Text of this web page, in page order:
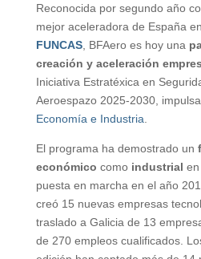
Reconocida por segundo año
mejor aceleradora de España
FUNCAS, BFAero es hoy una
creación y aceleración
Iniciativa Estratéxica en
Aeroespazo 2025-2030,
Economía e Industria
El programa ha demostrado un
económico como industrial
puesta en marcha en el año
creó 15 nuevas empresas
traslado a Galicia de 13
de 270 empleos cualificados.